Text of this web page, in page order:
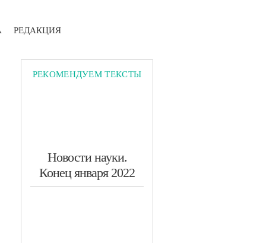
РЕДАКЦИЯ
РЕКОМЕНДУЕМ ТЕКСТЫ
Новости науки.
Конец января 2022